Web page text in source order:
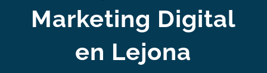
Marketing Digital
en Lejona